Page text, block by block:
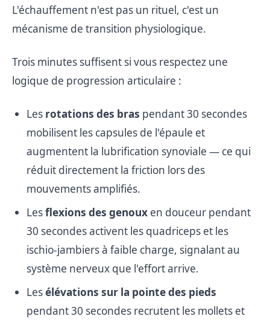
L'échauffement n'est pas un rituel, c'est un
mécanisme de transition physiologique.
Trois minutes suffisent si vous respectez une
logique de progression articulaire :
Les rotations des bras pendant 30 secondes
mobilisent les capsules de l'épaule et
augmentent la lubrification synoviale — ce qui
réduit directement la friction lors des
mouvements amplifiés.
Lesflexions des genoux en douceur pendant
30 secondes activent les quadriceps et les
ischio-jambiers à faible charge, signalant au
système nerveux que l'effort arrive.
Lesélévations sur la pointe des pieds
pendant 30 secondes recrutent les mollets et